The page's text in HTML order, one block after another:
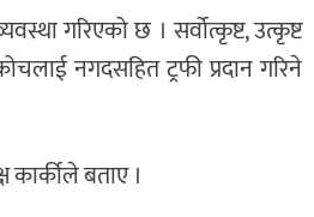
गरिएको छ । सर्वोत्कृष्ट, उत्कृष्ट
नगदसहित ट्रफी प्रदान गरिने
कार्कीले बताए ।